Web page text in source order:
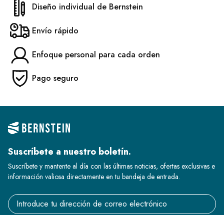
Diseño individual de Bernstein
Envío rápido
Enfoque personal para cada orden
Pago seguro
Suscríbete a nuestro boletín.
Suscríbete y mantente al día con las últimas noticias, ofertas exclusivas e
información valiosa directamente en tu bandeja de entrada.
Email address